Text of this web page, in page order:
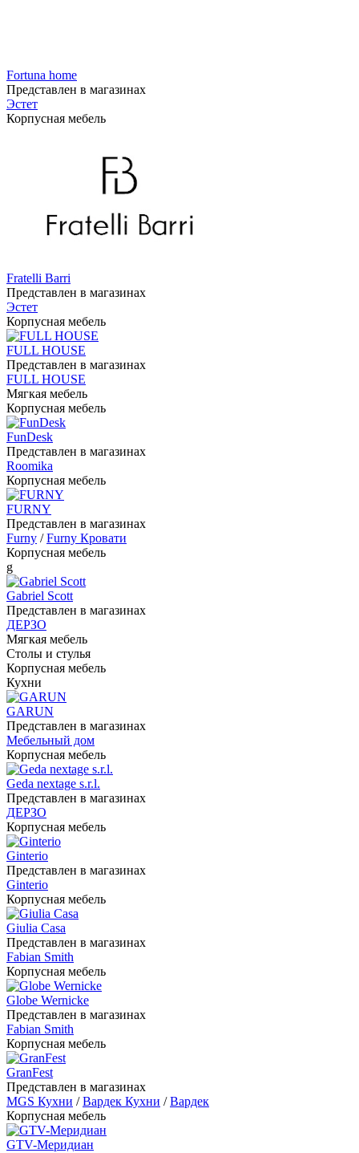
Fortuna home
Представлен в магазинах
Эстет
Корпусная мебель
Fratelli Barri
Представлен в магазинах
Эстет
Корпусная мебель
FULL HOUSE
Представлен в магазинах
FULL HOUSE
Мягкая мебель
Корпусная мебель
FunDesk
Представлен в магазинах
Roomika
Корпусная мебель
FURNY
Представлен в магазинах
Furny /Furny Кровати
Корпусная мебель
g
Gabriel Scott
Представлен в магазинах
ДЕРЗО
Мягкая мебель
Столы и стулья
Корпусная мебель
Кухни
GARUN
Представлен в магазинах
Мебельный дом
Корпусная мебель
Geda nextage s.r.l.
Представлен в магазинах
ДЕРЗО
Корпусная мебель
Ginterio
Представлен в магазинах
Ginterio
Корпусная мебель
Giulia Casa
Представлен в магазинах
Fabian Smith
Корпусная мебель
Globe Wernicke
Представлен в магазинах
Fabian Smith
Корпусная мебель
GranFest
Представлен в магазинах
MGS Кухни /Вардек Кухни /Вардек
Корпусная мебель
GTV-Меридиан